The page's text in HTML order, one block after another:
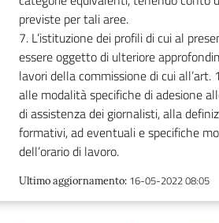
previste per tali aree.
7. L’istituzione dei profili di cui al
essere oggetto di ulteriore
lavori della commissione di cui
alle modalità specifiche di adesione
di assistenza dei giornalisti, alla
formativi, ad eventuali e specifiche
dell’orario di lavoro.
Ultimo aggiornamento: 16-05-2022 08:05